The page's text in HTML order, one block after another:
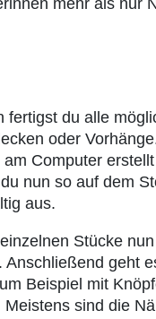
mehr als
du alle
oder
Computer
nun so auf dem
aus.
Stücke
geht
Beispiel mit
sind die